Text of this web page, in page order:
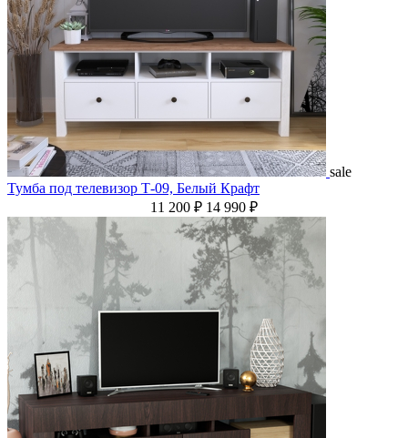
sale
Тумба под телевизор Т-09, Белый Крафт
11 200 ₽ 14 990 ₽